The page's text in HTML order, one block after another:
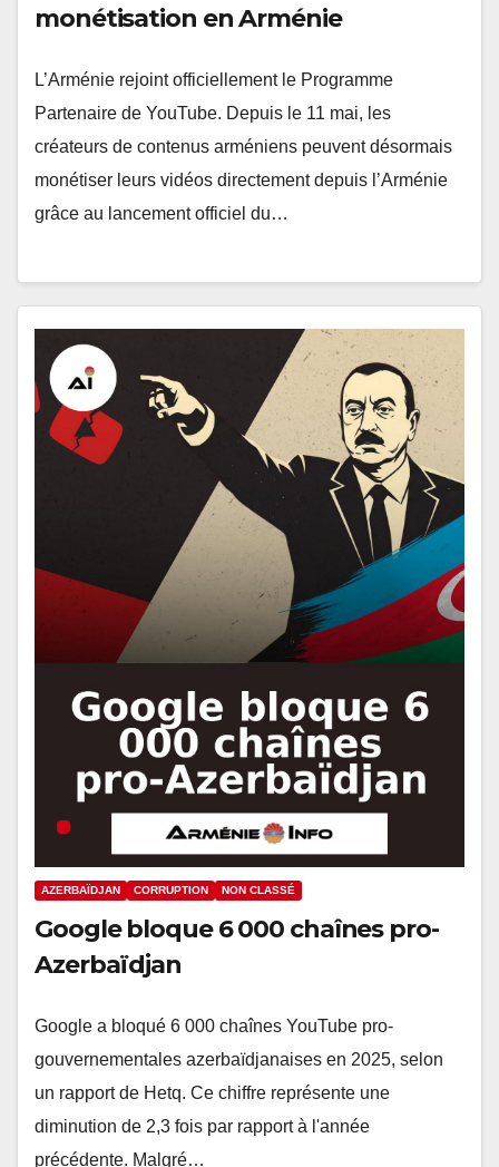
monétisation en Arménie
L’Arménie rejoint officiellement le Programme
Partenaire de YouTube. Depuis le 11 mai, les
créateurs de contenus arméniens peuvent désormais
monétiser leurs vidéos directement depuis l’Arménie
grâce au lancement officiel du…
AZERBAÏDJAN CORRUPTION NON CLASSÉ
Google bloque 6 000 chaînes pro-
Azerbaïdjan
Google a bloqué 6 000 chaînes YouTube pro-
gouvernementales azerbaïdjanaises en 2025, selon
un rapport de Hetq. Ce chiffre représente une
diminution de 2,3 fois par rapport à l'année
précédente. Malgré…